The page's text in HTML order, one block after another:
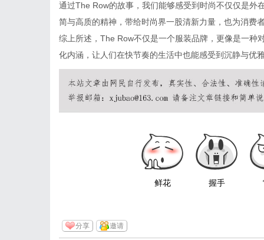
通过The Row的故事，我们能够感受到时尚不仅仅是外
简与高质的精神，带给时尚界一股清新力量，也为消费
综上所述，The Row不仅是一个服装品牌，更像是一种
化内涵，让人们在快节奏的生活中也能感受到沉静与优
鲜花 握手
分享 邀请